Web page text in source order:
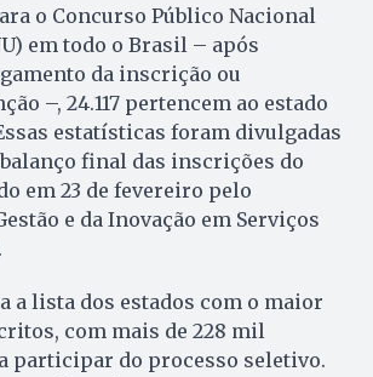
o Concurso Público Nacional
em todo o Brasil – após
da inscrição ou
–, 24.117 pertencem ao estado
estatísticas foram divulgadas
final das inscrições do
em 23 de fevereiro pelo
e da Inovação em Serviços
a lista dos estados com o maior
com mais de 228 mil
participar do processo seletivo.